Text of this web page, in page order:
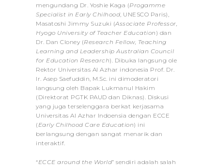
mengundang Dr. Yoshie Kaga (Progamme
Specialist in Early Chilhood, UNESCO Paris),
Masatoshi Jimmy Suzuki (Associate Professor,
Hyogo University of Teacher Education ) dan
Dr. Dan Cloney (Research Fellow, Teaching
Learning and Leadership Australian Council
for Education Research). Dibuka langsung ole
Rektor Universitas Al Azhar indonesia Prof. Dr.
Ir. Asep Saefuddin, M.Sc. ini dimoderatori
langsung oleh Bapak Lukmanul Hakim
(Direktorat PGTK PAUD dan Diknas). Diskusi
yang juga terselenggara berkat kerjasama
Universitas Al Azhar Indoensia dengan ECCE
( Early Chilhood Care Education) ini
berlangsung dengan sangat menarik dan
interaktif.
“ECCE around the World” sendiri adalah salah